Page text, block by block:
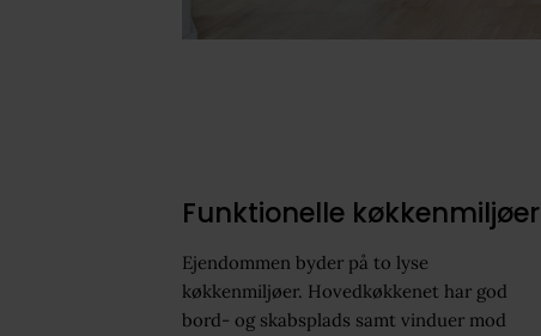
Funktionelle køkkenmiljøer
Ejendommen byder på to lyse
køkkenmiljøer. Hovedkøkkenet har god
bord- og skabsplads samt vinduer mod